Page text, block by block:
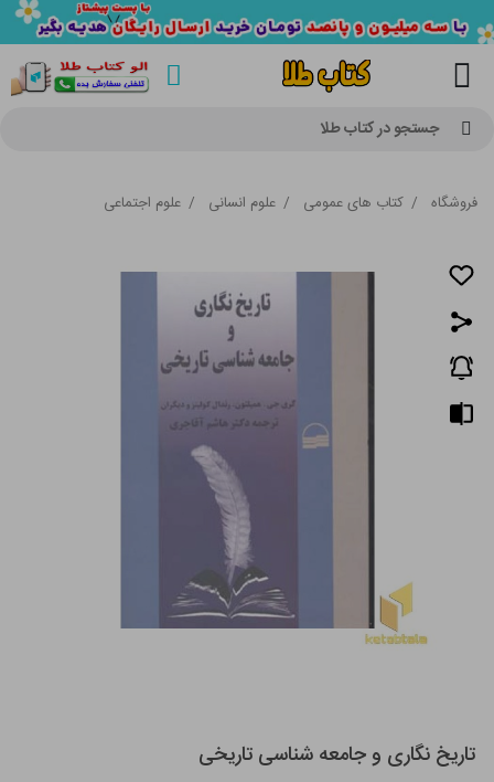
جستجو در کتاب طلا
فروشگاه / کتاب های عمومی / علوم انسانی / علوم اجتماعی
تاریخ نگاری و جامعه شناسی تاریخی